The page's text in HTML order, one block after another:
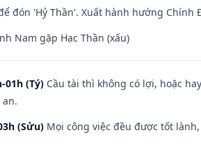
đón 'Hỷ Thần'. Xuất hành hướng Chính
Nam gặp Hạc Thần (xấu)
01h (Tý) Cầu tài thì không có lợi, hoặc
(Sửu) Mọi công việc đều được tốt